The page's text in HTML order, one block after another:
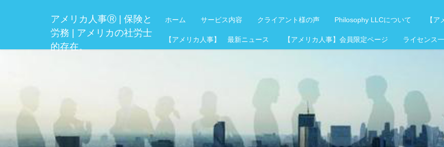
アメリカ人事Ⓡ | 保険と
労務 | アメリカの社労士
的存在。
ホーム サービス内容 クライアント様の声 Philosophy LLCについて 【
【アメリカ人事】 最新ニュース 【アメリカ人事】会員限定ページ ライセンス